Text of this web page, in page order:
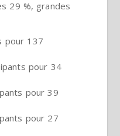
29 %, grandes
pour 137
pour 34
pour 39
pour 27